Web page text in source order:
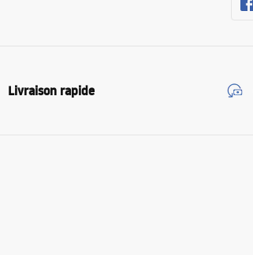
Livraison rapide